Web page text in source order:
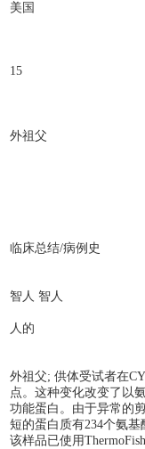
美国
15
外祖父
临床总结/病例史
智人 智人
人的
外祖父; 供体受试者在
点。这种变化改变了以
功能蛋白。由于异常的
短的蛋白质有234个氨
该样品已使用